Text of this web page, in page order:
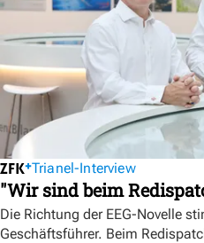
Trianel-Interview
"Wir sind beim
Die Richtung der EEG-Novelle
Geschäftsführer. Beim